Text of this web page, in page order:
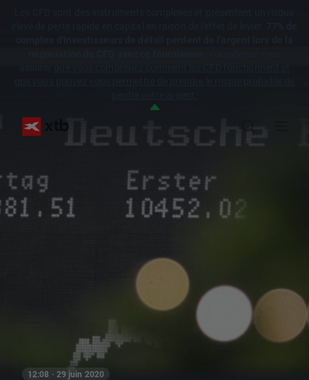
12:08 · 29 juin 2020